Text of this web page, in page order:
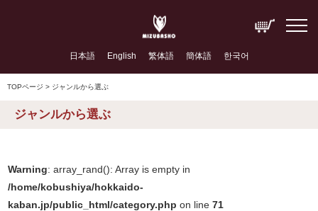
日本語 English 繁体語 簡体語 한국어
TOPページ > ジャンルから選ぶ
ジャンルから選ぶ
Warning: array_rand(): Array is empty in
/home/kobushiya/hokkaido-
kaban.jp/public_html/category.php on line71